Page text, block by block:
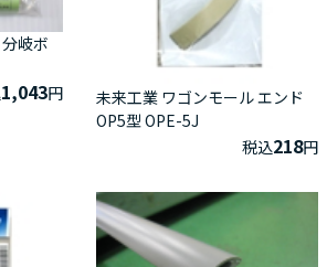
岐ボ
1,043円
未来工業 ワゴンモール エンド
OP5型 OPE-5J
税込218円